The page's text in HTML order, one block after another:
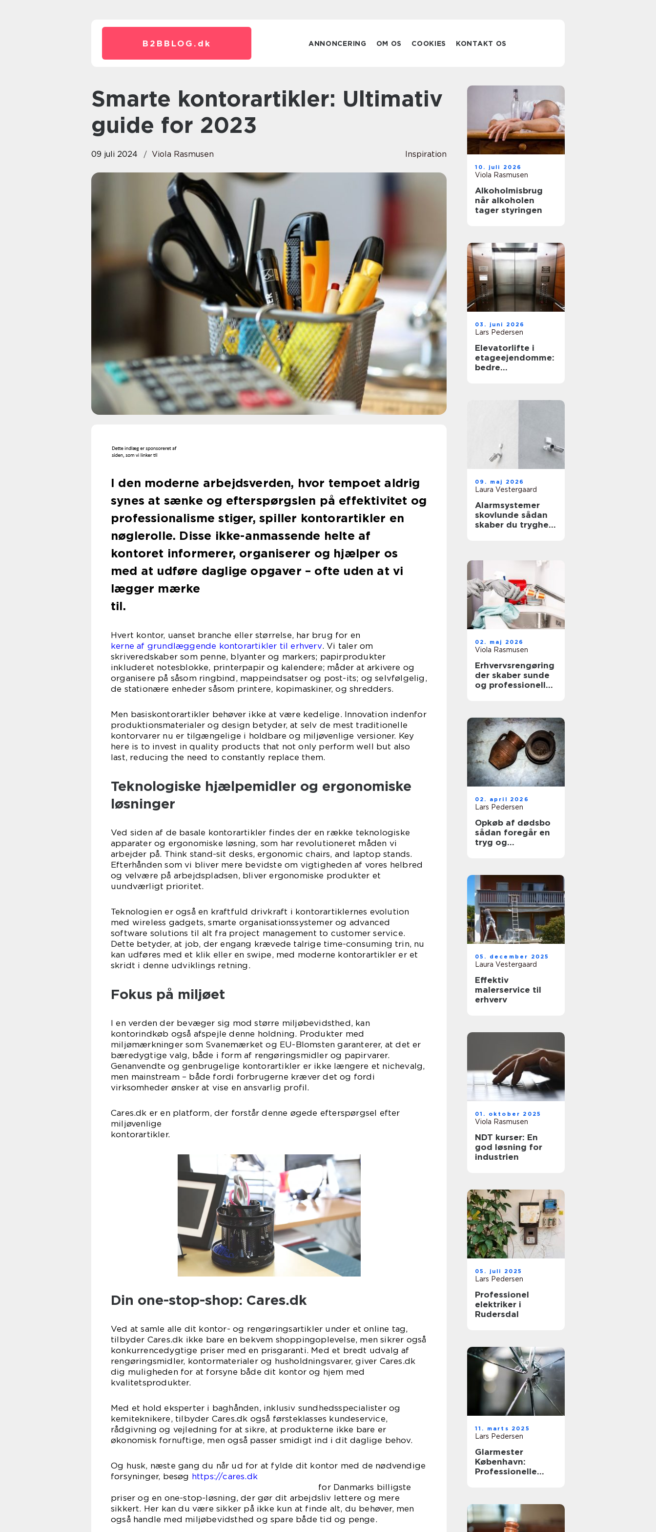
B2BBLOG. dk ANNONCERING OM OS COOKIES KONTAKT OS
Smarte kontorartikler: Ultimativ
guide for 2023
09 juli 2024 Viola Rasmusen Inspiration
I den moderne arbejdsverden, hvor tempoet aldrig
synes at sænke og efterspørgslen på effektivitet og
professionalisme stiger, spiller kontorartikler en
nøglerolle. Disse ikke-anmassende helte af
kontoret informerer, organiserer og hjælper os
med at udføre daglige opgaver – ofte uden at vi
lægger mærke
til.
Hvert kontor, uanset branche eller størrelse, har brug for en
kerne af grundlæggende kontorartikler til erhverv. Vi taler om
skriveredskaber som penne, blyanter og markers; papirprodukter
inkluderet notesblokke, printerpapir og kalendere; måder at arkivere og
organisere på såsom ringbind, mappeindsatser og post-its; og selvfølgelig,
de stationære enheder såsom printere, kopimaskiner, og shredders.
Men basiskontorartikler behøver ikke at være kedelige. Innovation indenfor
produktionsmaterialer og design betyder, at selv de mest traditionelle
kontorvarer nu er tilgængelige i holdbare og miljøvenlige versioner. Key
here is to invest in quality products that not only perform well but also
last, reducing the need to constantly replace them.
Teknologiske hjælpemidler og ergonomiske
løsninger
Ved siden af de basale kontorartikler findes der en række teknologiske
apparater og ergonomiske løsning, som har revolutioneret måden vi
arbejder på. Think stand-sit desks, ergonomic chairs, and laptop stands.
Efterhånden som vi bliver mere bevidste om vigtigheden af vores helbred
og velvære på arbejdspladsen, bliver ergonomiske produkter et
uundværligt prioritet.
Teknologien er også en kraftfuld drivkraft i kontorartiklernes evolution
med wireless gadgets, smarte organisationssystemer og advanced
software solutions til alt fra project management to customer service.
Dette betyder, at job, der engang krævede talrige time-consuming trin, nu
kan udføres med et klik eller en swipe, med moderne kontorartikler er et
skridt i denne udviklings retning.
Fokus på miljøet
I en verden der bevæger sig mod større miljøbevidsthed, kan
kontorindkøb også afspejle denne holdning. Produkter med
miljømærkninger som Svanemærket og EU-Blomsten garanterer, at det er
bæredygtige valg, både i form af rengøringsmidler og papirvarer.
Genanvendte og genbrugelige kontorartikler er ikke længere et nichevalg,
men mainstream – både fordi forbrugerne kræver det og fordi
virksomheder ønsker at vise en ansvarlig profil.
Cares.dk er en platform, der forstår denne øgede efterspørgsel efter
miljøvenlige
kontorartikler.
Din one-stop-shop: Cares.dk
Ved at samle alle dit kontor- og rengøringsartikler under et online tag,
tilbyder Cares.dk ikke bare en bekvem shoppingoplevelse, men sikrer også
konkurrencedygtige priser med en prisgaranti. Med et bredt udvalg af
rengøringsmidler, kontormaterialer og husholdningsvarer, giver Cares.dk
dig muligheden for at forsyne både dit kontor og hjem med
kvalitetsprodukter.
Med et hold eksperter i baghånden, inklusiv sundhedsspecialister og
kemiteknikere, tilbyder Cares.dk også førsteklasses kundeservice,
rådgivning og vejledning for at sikre, at produkterne ikke bare er
økonomisk fornuftige, men også passer smidigt ind i dit daglige behov.
Og husk, næste gang du når ud for at fylde dit kontor med de nødvendige
forsyninger, besøg https://cares.dk
for Danmarks billigste
priser og en one-stop-løsning, der gør dit arbejdsliv lettere og mere
sikkert. Her kan du være sikker på ikke kun at finde alt, du behøver, men
også handle med miljøbevidsthed og spare både tid og penge.
10. juli 2026
Viola Rasmusen
Alkoholmisbrug
når alkoholen
tager styringen
03. juni 2026
Lars Pedersen
Elevatorlifte i
etageejendomme:
bedre
09. maj 2026
Laura Vestergaard
Alarmsystemer
skovlunde sådan
skaber du tryghed
02. maj 2026
Viola Rasmusen
Erhvervsrengøring
der skaber sunde
og professionelle
02. april 2026
Lars Pedersen
Opkøb af dødsbo
sådan foregår en
tryg og
05. december 2025
Laura Vestergaard
Effektiv
malerservice til
erhverv
01. oktober 2025
Viola Rasmusen
NDT kurser: En
god løsning for
industrien
05. juli 2025
Lars Pedersen
Professionel
elektriker i
Rudersdal
11. marts 2025
Lars Pedersen
Glarmester
København:
Professionelle